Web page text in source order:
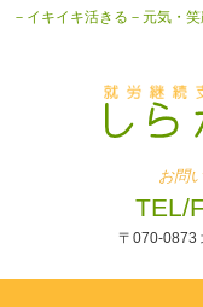
－イキイキ活きる－元気・
お問
TEL/
〒070-0873